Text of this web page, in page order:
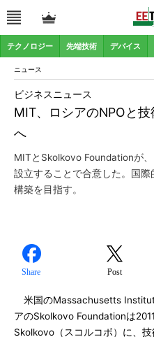
テクノロジー 先端技術 デバイス
ニュース
MIT、ロシアのNPOと
へ
ビジネスニュース
MITとSkolkovo Foundationが
設立することで合意した。国
構築を目指す。
Share Post
米国のMassachusetts
アのSkolkovo Foundationは
Skolkovo（スコルコボ）に、